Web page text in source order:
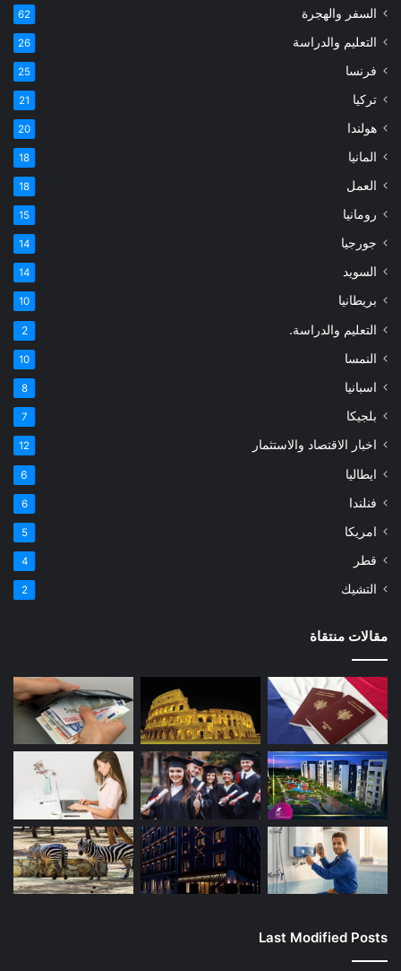
السفر والهجرة 62
التعليم والدراسة 26
فرنسا 25
تركيا 21
هولندا 20
المانيا 18
العمل 18
رومانيا 15
جورجيا 14
السويد 14
بريطانيا 10
التعليم والدراسة. 2
النمسا 10
اسبانيا 8
بلجيكا 7
اخبار الاقتصاد والاستثمار 12
ايطاليا 6
فنلندا 6
امريكا 5
قطر 4
التشيك 2
مقالات منتقاة
Last Modified Posts